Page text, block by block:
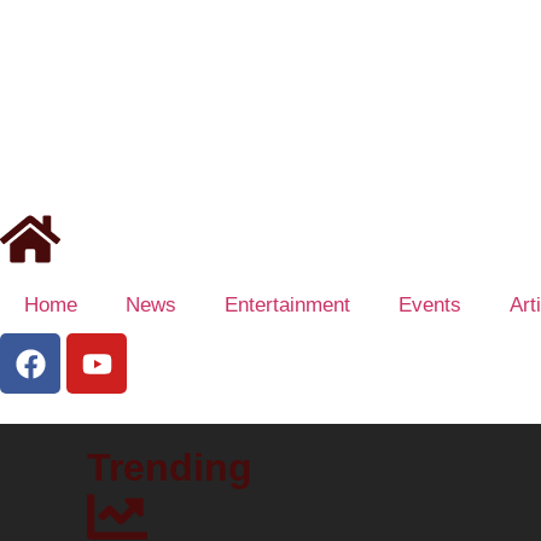
Home News Entertainment Events
Trending